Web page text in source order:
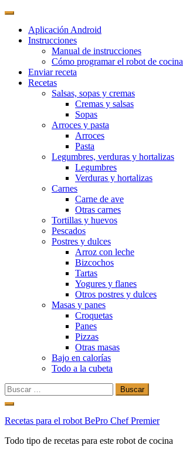
Aplicación Android
Instrucciones
Manual de instrucciones
Cómo programar el robot de cocina
Enviar receta
Recetas
Salsas, sopas y cremas
Cremas y salsas
Sopas
Arroces y pasta
Arroces
Pasta
Legumbres, verduras y hortalizas
Legumbres
Verduras y hortalizas
Carnes
Carne de ave
Otras carnes
Tortillas y huevos
Pescados
Postres y dulces
Arroz con leche
Bizcochos
Tartas
Yogures y flanes
Otros postres y dulces
Masas y panes
Croquetas
Panes
Pizzas
Otras masas
Bajo en calorías
Todo a la cubeta
Buscar:
Ir
contenido
Recetas para el robot BePro Chef Premier
Todo tipo de recetas para este robot de cocina